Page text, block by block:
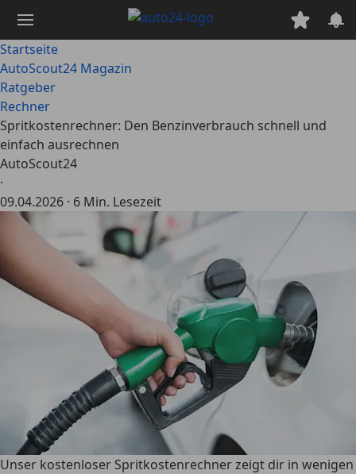
Hauptinhalt
springen
Startseite
AutoScout24 Magazin
Ratgeber
Rechner
Spritkostenrechner: Den Benzinverbrauch schnell und
einfach ausrechnen
AutoScout24
·
09.04.2026 · 6 Min. Lesezeit
Unser kostenloser Spritkostenrechner zeigt dir in wenigen